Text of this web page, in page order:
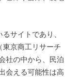
サイトであり、
東京商工リサーチ
社の中から、民泊
会える可能性は高